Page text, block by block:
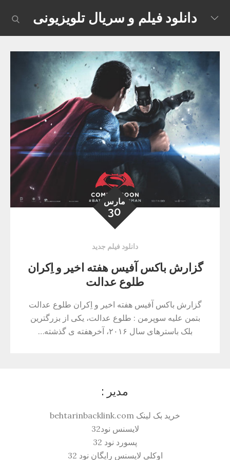
content
دانلود فیلم و سریال تلویزیونی
مارس
30
دانلود فیلم جدید
گزارش باکس ‌آفیس هفته‌ اخیر و اِکران
طلوع عدالت
گزارش باکس ‌آفیس هفته‌ اخیر و اِکران طلوع عدالت
بتمن علیه سوپرمن : طلوع عدالت، یکی از بزرگترین
بلک باسترهای سال ۲۰۱۶، آخرهفته ی گذشته…
مدیر :
خرید بک لینک behtarinbacklink.com
لایسنس نود32
پسورد نود 32
اوکلی لایسنس رایگان نود 32